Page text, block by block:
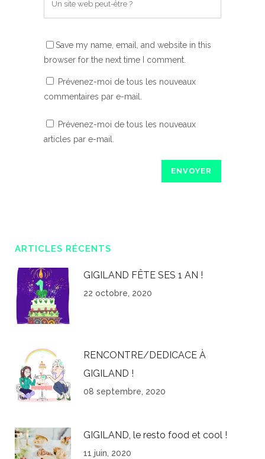
Save my name, email, and website in this
browser for the next time I comment.
Prévenez-moi de tous les nouveaux
commentaires par e-mail.
Prévenez-moi de tous les nouveaux
articles par e-mail.
ARTICLES RÉCENTS
GIGILAND FÊTE SES 1 AN !
22 octobre, 2020
RENCONTRE/DEDICACE À
GIGILAND !
08 septembre, 2020
GIGILAND, le resto food et cool !
11 juin, 2020